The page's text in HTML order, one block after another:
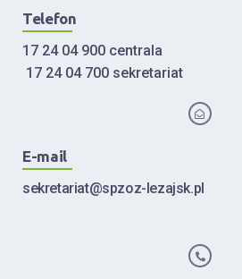
Telefon
17 24 04 900 centrala
17 24 04 700 sekretariat
E-mail
sekretariat@spzoz-lezajsk.pl